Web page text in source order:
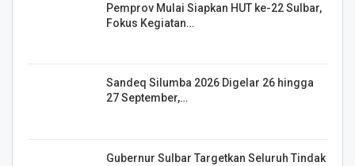
Pemprov Mulai Siapkan HUT ke-22 Sulbar,
Fokus Kegiatan…
Sandeq Silumba 2026 Digelar 26 hingga
27 September,…
Gubernur Sulbar Targetkan Seluruh Tindak